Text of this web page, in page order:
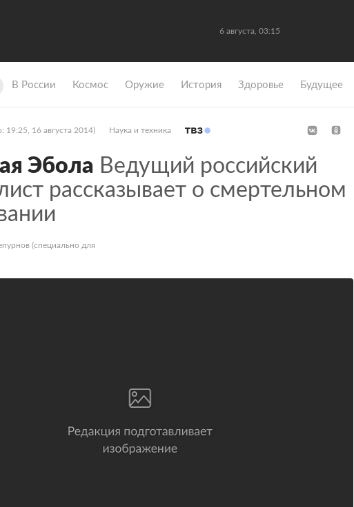
6 августа, 03:15
В России Космос Оружие История Здоровье Будущее
19:25, 16 августа 2014) Наука и техника
Эбола Ведущий российский
рассказывает о смертельном
(специально для